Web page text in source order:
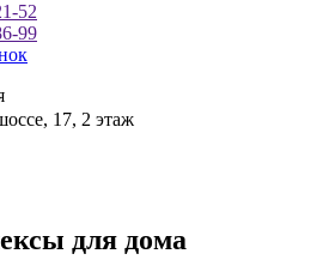
52
99
17, 2 этаж
для дома